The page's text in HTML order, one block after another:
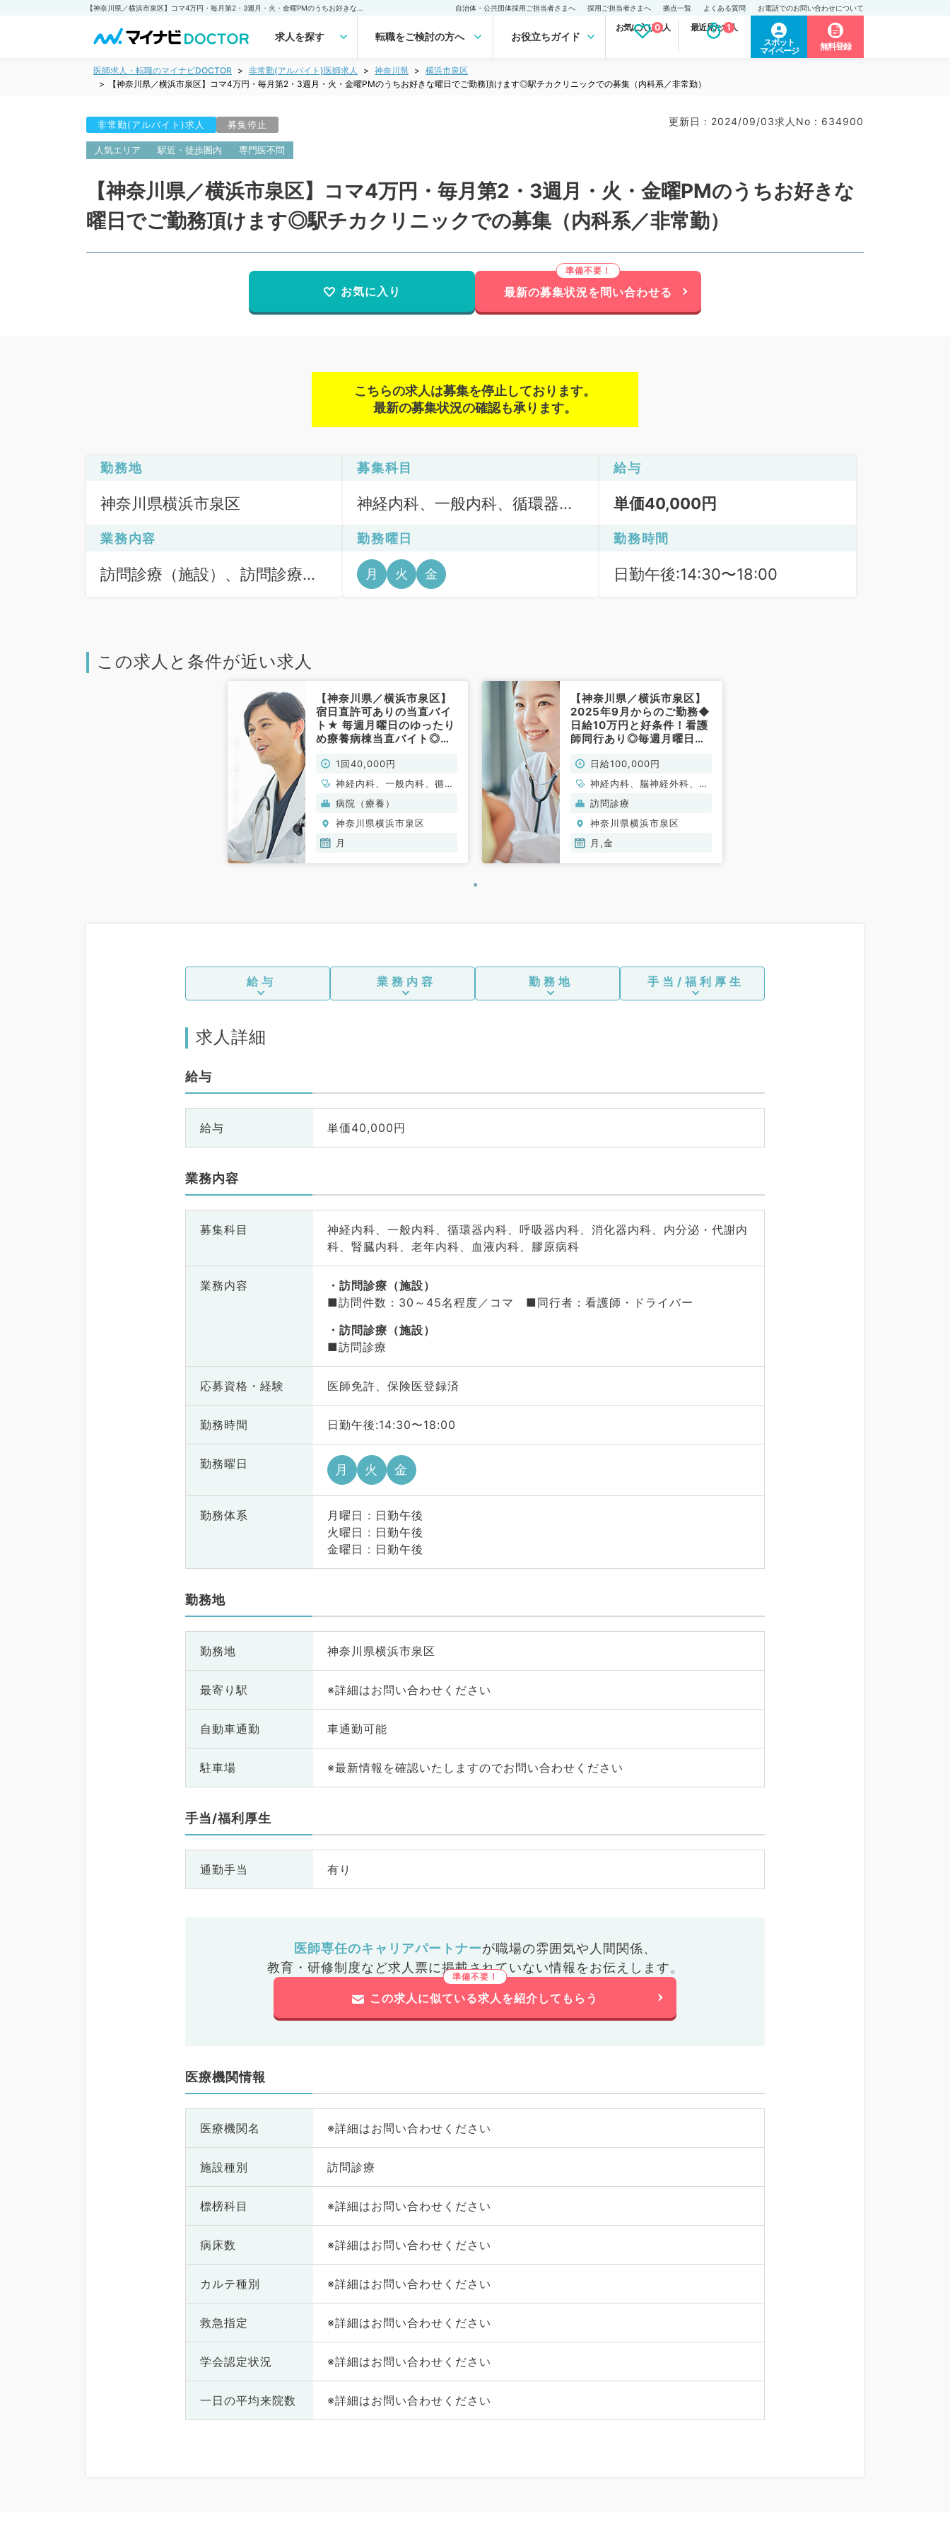
自治体・公共団体採用ご担当者さまへ 採用ご担当者さまへ 拠点一覧 よくある質問 お電話でのお問い合わせについて
求人を探す 転職をご検討の方へ お役立ちガイド
お気に入り求人
0 最近見た求人
1
スポット
マイページ
無料登録
医師求人・転職のマイナビDOCTOR 非常勤(アルバイト)医師求人 神奈川県
横浜市泉区
【神奈川県／横浜市泉区】コマ4万円・毎月第2・3週月・火・金曜PMのうちお好きな曜日でご勤務頂けます◎駅チカクリニックでの募集（内科系／非常勤）
非常勤(アルバイト)求人 募集停止 更新日 : 2024/09/03求人No : 634900
人気エリア 駅近・徒歩圏内 専門医不問
【神奈川県／横浜市泉区】コマ4万円・毎月第2・3週月・火・金曜PMのうちお好きな
曜日でご勤務頂けます◎駅チカクリニックでの募集（内科系／非常勤）
お気に入り 最新の募集状況を問い合わせる
こちらの求人は募集を停止しております。
最新の募集状況の確認も承ります。
勤務地
神奈川県横浜市泉区
募集科目
神経内科、一般内科、循環器内
内分泌・代謝内科、腎臓内科、
老年内科、血液内科、膠原病科
給与
単価40,000円
業務内容
訪問診療（施設）、訪問診療
勤務曜日
月 火 金
勤務時間
日勤午後:14:30〜18:00
この求人と条件が近い求人
【神奈川県／横浜市泉区】
宿日直許可ありの当直バイ
ト★ 毎週月曜日のゆったり
め療養病棟当直バイト◎最
でのご勤務◎1回4万円（一
般内科／非常勤）
1回40,000円
神経内科、一般内科、循環
器内科、呼吸器内科、消化
器内科
病院（療養）
神奈川県横浜市泉区
月
【神奈川県／横浜市泉区】
2025年9月からのご勤務◆
日給10万円と好条件！看護
師同行あり◎毎週月曜日・
30分での訪問診療のお仕事
でございます◆（内科系／
非常勤）
日給100,000円
神経内科、脳神経外科、一
般内科、循環器内科、呼吸
器内科、消化器内科、内分
泌・代謝内科、老年内科、
血液内科、外科系全般、一
訪問診療
神奈川県横浜市泉区
月,金
給与 業務内容 勤務地 手当/福利厚生
求人詳細
給与
給与 単価40,000円
業務内容
募集科目
神経内科、一般内科、循環器内科、呼吸器内科、消化器内科、内分泌・代謝内
科、腎臓内科、老年内科、血液内科、膠原病科
業務内容
訪問診療（施設）
■訪問件数：30～45名程度／コマ ■同行者：看護師・ドライバー
訪問診療（施設）
■訪問診療
応募資格・ 経験 医師免許、保険医登録済
勤務時間 日勤午後:14:30〜18:00
勤務曜日 月 火 金
勤務体系
月曜日 : 日勤午後
火曜日 : 日勤午後
金曜日 : 日勤午後
勤務地
勤務地 神奈川県横浜市泉区
最寄り駅 ※詳細はお問い合わせください
自動車通勤 車通勤可能
駐車場 ※最新情報を確認いたしますのでお問い合わせください
手当/福利厚生
通勤手当 有り
医師専任のキャリアパートナーが職場の雰囲気や人間関係、
教育・研修制度など求人票に掲載されていない情報をお伝えします。
この求人に似ている求人を紹介してもらう
医療機関情報
医療機関名 ※詳細はお問い合わせください
施設種別 訪問診療
標榜科目 ※詳細はお問い合わせください
病床数 ※詳細はお問い合わせください
カルテ種別 ※詳細はお問い合わせください
救急指定 ※詳細はお問い合わせください
学会認定状況 ※詳細はお問い合わせください
一日の平均来院数 ※詳細はお問い合わせください